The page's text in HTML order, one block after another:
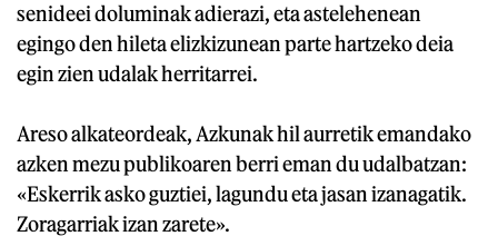
senideei doluminak adierazi, eta astelehenean
egingo den hileta elizkizunean parte hartzeko deia
egin zien udalak herritarrei.
Areso alkateordeak, Azkunak hil aurretik emandako
azken mezu publikoaren berri eman du udalbatzan:
«Eskerrik asko guztiei, lagundu eta jasan izanagatik.
Zoragarriak izan zarete».